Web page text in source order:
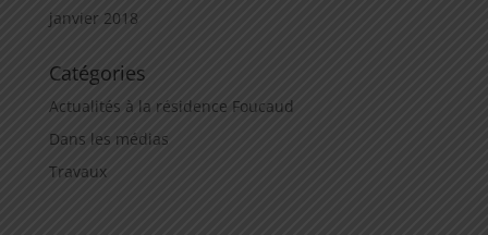
janvier 2018
Catégories
Actualités à la résidence Foucaud
Dans les médias
Travaux